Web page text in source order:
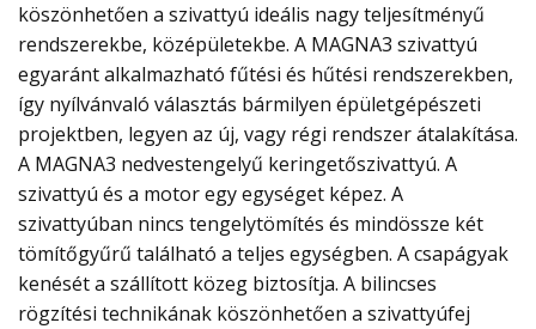
köszönhetően a szivattyú ideális nagy teljesítményű
rendszerekbe, középületekbe. A MAGNA3 szivattyú
egyaránt alkalmazható fűtési és hűtési rendszerekben,
így nyílvánvaló választás bármilyen épületgépészeti
projektben, legyen az új, vagy régi rendszer átalakítása.
A MAGNA3 nedvestengelyű keringetőszivattyú. A
szivattyú és a motor egy egységet képez. A
szivattyúban nincs tengelytömítés és mindössze két
tömítőgyűrű található a teljes egységben. A csapágyak
kenését a szállított közeg biztosítja. A bilincses
rögzítési technikának köszönhetően a szivattyúfej